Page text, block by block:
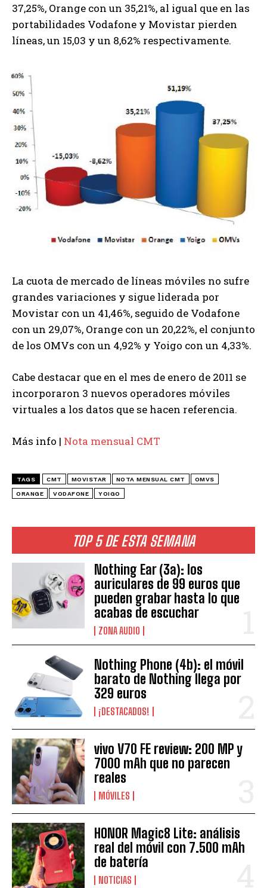
TOP 5 DE ESTA SEMANA
Nothing Ear (3a): los
auriculares de 99 euros que
pueden grabar hasta lo que
acabas de escuchar
ZONA AUDIO
Nothing Phone (4b): el móvil
barato de Nothing llega por
329 euros
¡DESTACADOS!
vivo V70 FE review: 200 MP y
7000 mAh que no parecen
reales
MÓVILES
HONOR Magic8 Lite: análisis
real del móvil con 7.500 mAh
de batería
NOTICIAS
37,25%, Orange con un 35,21%, al igual que en las
portabilidades Vodafone y Movistar pierden
líneas, un 15,03 y un 8,62% respectivamente.
La cuota de mercado de líneas móviles no sufre
grandes variaciones y sigue liderada por
Movistar con un 41,46%, seguido de Vodafone
con un 29,07%, Orange con un 20,22%, el conjunto
de los OMVs con un 4,92% y Yoigo con un 4,33%.
Cabe destacar que en el mes de enero de 2011 se
incorporaron 3 nuevos operadores móviles
virtuales a los datos que se hacen referencia.
Más info | Nota mensual CMT
TAGS CMT MOVISTAR NOTA MENSUAL CMT OMVS
ORANGE VODAFONE YOIGO